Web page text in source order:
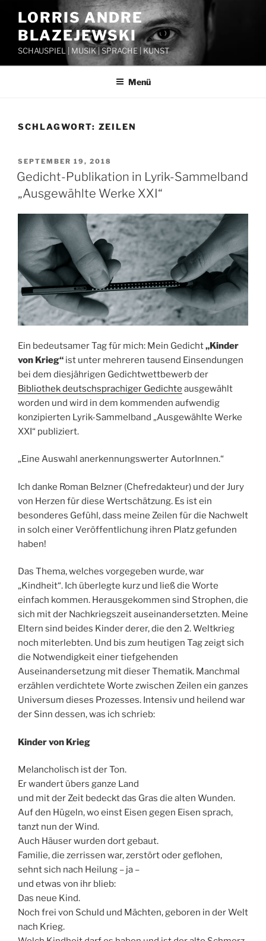
Inhalt
springen
LORRIS ANDRE
BLAZEJEWSKI
SCHAUSPIEL | MUSIK | SPRACHE | KUNST
Menü
SCHLAGWORT: ZEILEN
VERÖFFENTLICHT
AM
SEPTEMBER 19, 2018
Gedicht-Publikation in Lyrik-Sammelband
„Ausgewählte Werke XXI“
Ein bedeutsamer Tag für mich: Mein Gedicht„Kinder
von Krieg“ ist unter mehreren tausend Einsendungen
bei dem diesjährigen Gedichtwettbewerb der
Bibliothek deutschsprachiger Gedichte ausgewählt
worden und wird in dem kommenden aufwendig
konzipierten Lyrik-Sammelband „Ausgewählte Werke
XXI“ publiziert.
„Eine Auswahl anerkennungswerter AutorInnen.“
Ich danke Roman Belzner (Chefredakteur) und der Jury
von Herzen für diese Wertschätzung. Es ist ein
besonderes Gefühl, dass meine Zeilen für die Nachwelt
in solch einer Veröffentlichung ihren Platz gefunden
haben!
Das Thema, welches vorgegeben wurde, war
„Kindheit“. Ich überlegte kurz und ließ die Worte
einfach kommen. Herausgekommen sind Strophen, die
sich mit der Nachkriegszeit auseinandersetzten. Meine
Eltern sind beides Kinder derer, die den 2. Weltkrieg
noch miterlebten. Und bis zum heutigen Tag zeigt sich
die Notwendigkeit einer tiefgehenden
Auseinandersetzung mit dieser Thematik. Manchmal
erzählen verdichtete Worte zwischen Zeilen ein ganzes
Universum dieses Prozesses. Intensiv und heilend war
der Sinn dessen, was ich schrieb:
Kinder von Krieg
Melancholisch ist der Ton.
Er wandert übers ganze Land
und mit der Zeit bedeckt das Gras die alten Wunden.
Auf den Hügeln, wo einst Eisen gegen Eisen sprach,
tanzt nun der Wind.
Auch Häuser wurden dort gebaut.
Familie, die zerrissen war, zerstört oder geflohen,
sehnt sich nach Heilung – ja –
und etwas von ihr blieb:
Das neue Kind.
Noch frei von Schuld und Mächten, geboren in der Welt
nach Krieg.